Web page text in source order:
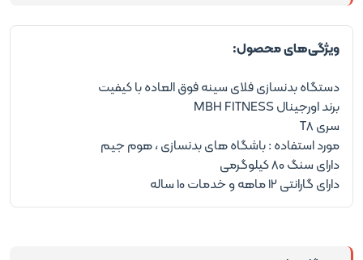
ویژگی‌های محصول:
دستگاه بدنسازی فلای سینه فوق العاده با کیفیت
برند اورجینال MBH FITNESS
سری T8
مورد استفاده : باشگاه های بدنسازی ، هوم جیم
دارای سنگ 80 کیلوگرمی
دارای گارانتی 12 ماهه و خدمات 10 ساله